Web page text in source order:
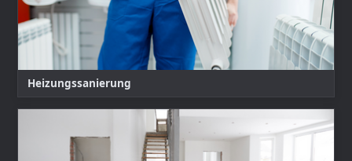
Heizungssanierung